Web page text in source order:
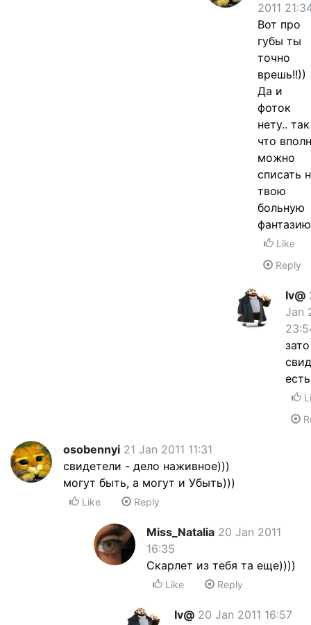
2011
Вот про
губы ты
точно
врешь!!))
Да и
фоток
нету.. так
что
можно
списать
твою
больную
Like
Reply
Iv@
Jan
зато
osobennyi 21 Jan 2011 11:31
свидетели - дело наживное)))
могут быть, а могут и Убыть)))
Like Reply
Miss_Natalia 20 Jan 2011
16:35
Скарлет из тебя та еще))))
Like Reply
Iv@ 20 Jan 2011 16:57